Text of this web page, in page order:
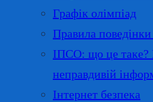
Графік олімпіад
Правила поведінки
ІПСО: що це таке?
неправдивій
Інтернет безпека